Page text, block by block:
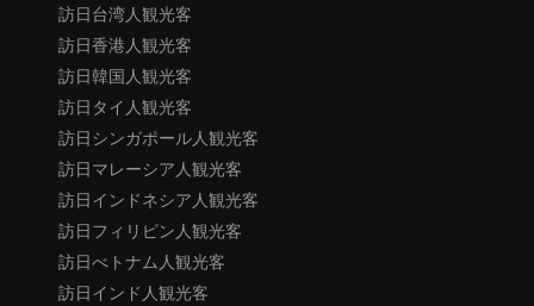
訪日台湾人観光客
訪日香港人観光客
訪日韓国人観光客
訪日タイ人観光客
訪日シンガポール人観光客
訪日マレーシア人観光客
訪日インドネシア人観光客
訪日フィリピン人観光客
訪日べトナム人観光客
訪日インド人観光客